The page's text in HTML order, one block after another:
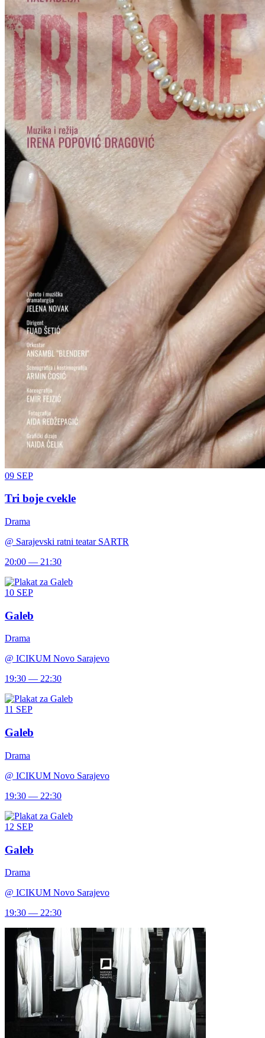
09 SEP
Tri boje cvekle
Drama
@ Sarajevski ratni teatar SARTR
20:00 — 21:30
10 SEP
Galeb
Drama
@ ICIKUM Novo Sarajevo
19:30 — 22:30
11 SEP
Galeb
Drama
@ ICIKUM Novo Sarajevo
19:30 — 22:30
12 SEP
Galeb
Drama
@ ICIKUM Novo Sarajevo
19:30 — 22:30